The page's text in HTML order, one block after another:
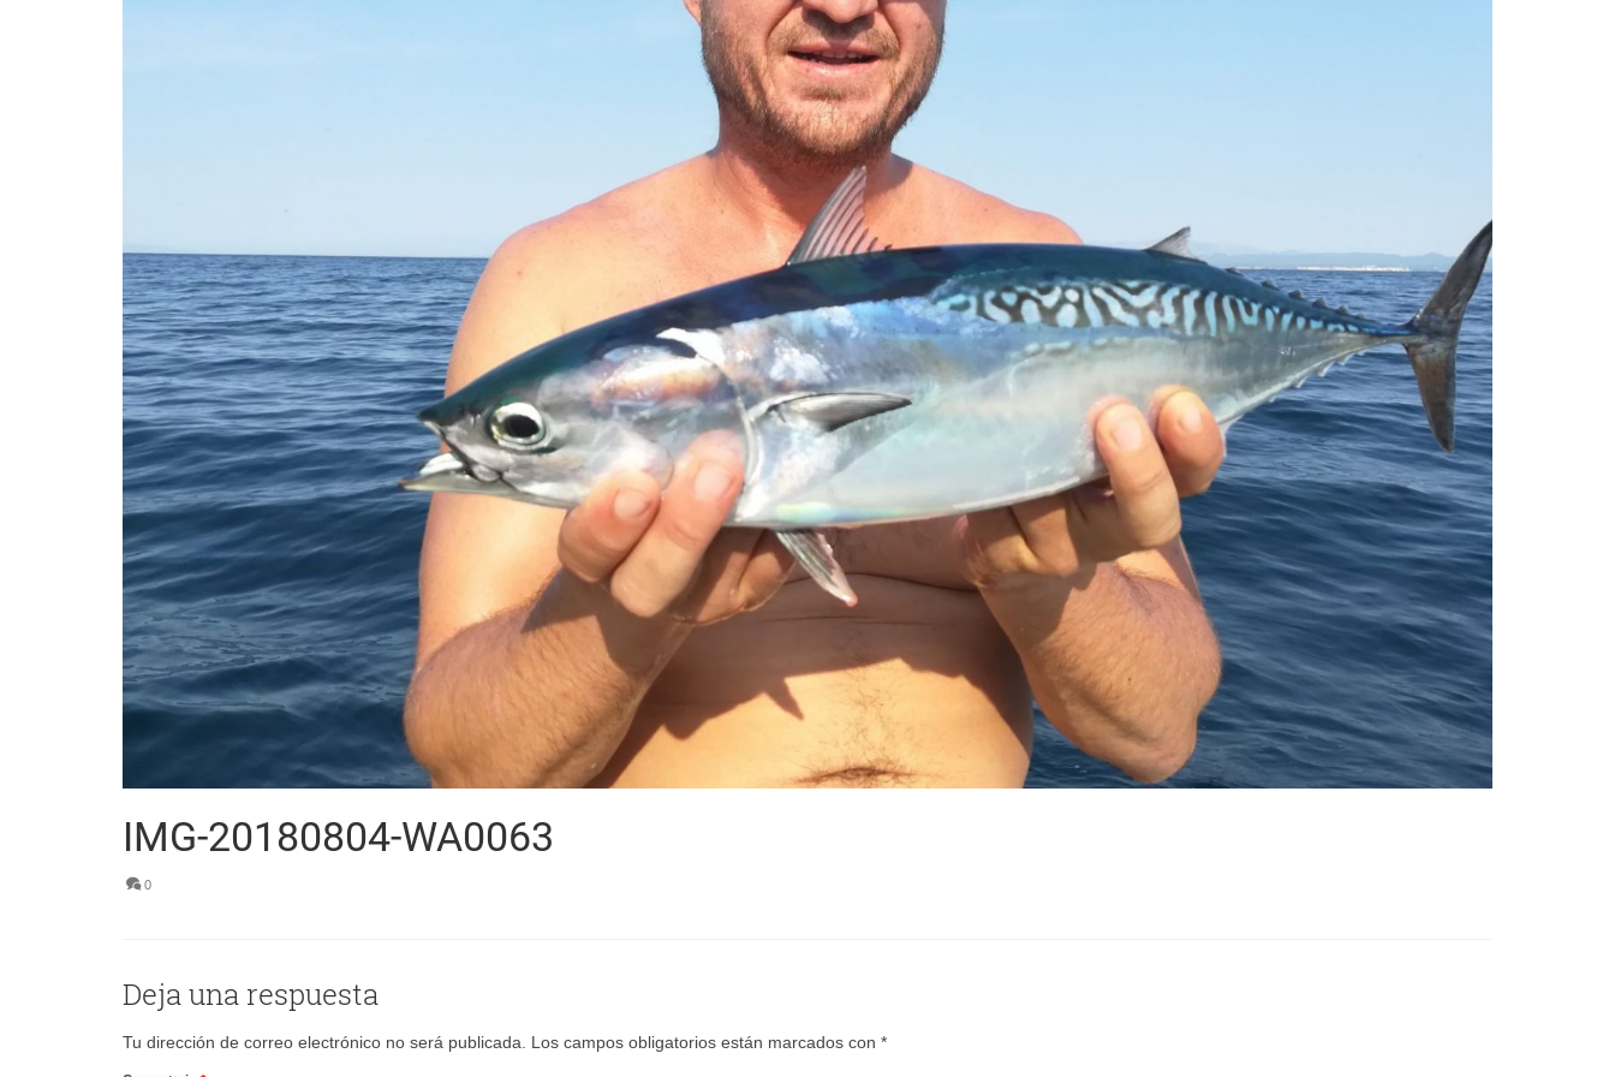
IMG-20180804-WA0063
0
Deja una respuesta
Tu dirección de correo electrónico no será publicada. Los campos obligatorios están marcados con *